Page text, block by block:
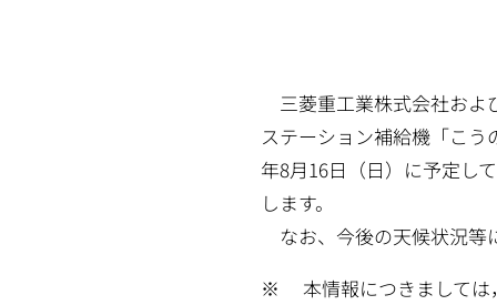
三菱重工業株式会社およ
ステーション補給機「こ
年8月16日（日）に予定し
します。
なお、今後の天候状況等
※ 本情報につきましては